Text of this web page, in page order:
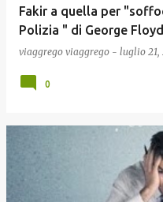
Fakir a quella per
Polizia " di George
viaggrego viaggrego - luglio 21,
0